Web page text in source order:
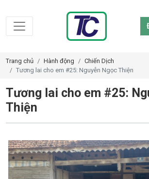
Trang chủ Hành động
Chiến Dịch
Tương lai cho em #25: Nguyễn Ngọc Thiện
Tương lai cho em #25:
Thiện